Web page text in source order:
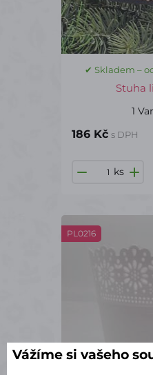
✔ Skladem –
Stuha
1
186 Kč s DPH
ks
PL0216
Vážíme si vašeho